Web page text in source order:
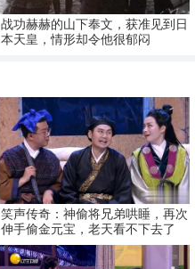
战功赫赫的山下奉文，获准见到日
本天皇，情形却令他很郁闷
笑声传奇：神偷将兄弟哄睡，再次
伸手偷金元宝，老天看不下去了